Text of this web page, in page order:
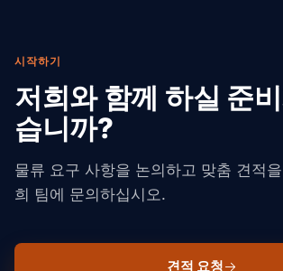
시작하기
저희와 함께 하실 준
습니까?
물류 요구 사항을 논의하고 맞춤 견적
희 팀에 문의하십시오.
견적 요청